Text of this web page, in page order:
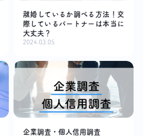
離婚しているか調べる方法！交
際しているパートナーは本当に
大丈夫？
2024.03.05
企業調査・個人信用調査